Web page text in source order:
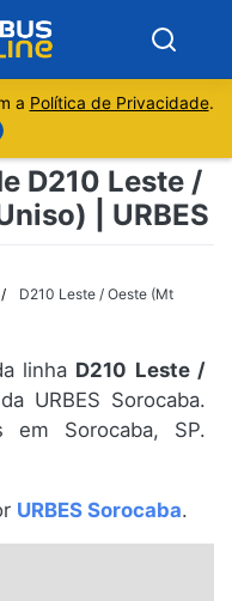
a Política de Privacidade.
D210 Leste /
| URBES
D210 Leste / Oeste (Mt
linha D210 Leste /
da URBES Sorocaba.
Sorocaba, SP.
URBES Sorocaba.